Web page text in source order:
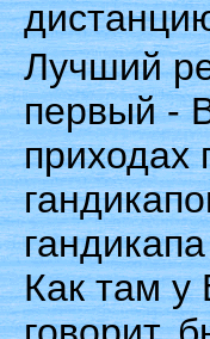
Лучший
первый -
приходах
Как там у